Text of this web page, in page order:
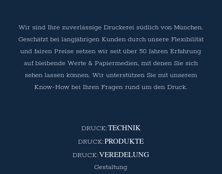
Wir sind Ihre zuverlässige Druckerei südlich von München.
Geschätzt bei langjährigen Kunden durch unsere Flexibilität
und fairen Preise setzen wir seit über 50 Jahren Erfahrung
auf bleibende Werte & Papiermedien, mit denen Sie sich
sehen lassen können. Wir unterstützen Sie mit unserem
Know-How bei Ihren Fragen rund um den Druck.
TECHNIK
PRODUKTE
VEREDELUNG
Gestaltung